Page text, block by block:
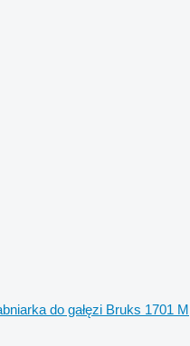
do gałęzi Bruks 1701 M